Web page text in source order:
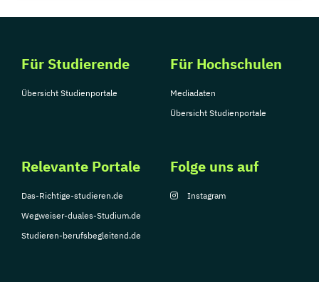
Für Studierende
Übersicht Studienportale
Für Hochschulen
Mediadaten
Übersicht Studienportale
Relevante Portale
Das-Richtige-studieren.de
Wegweiser-duales-Studium.de
Studieren-berufsbegleitend.de
Folge uns auf
Instagram